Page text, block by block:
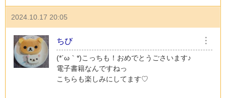
2024.10.17 20:05
ちび ︙
(⁠*⁠´⁠ω⁠｀⁠*⁠)こっちも！おめでとうごさいます♪
電子書籍なんですねっ
こちらも楽しみにしてます♡